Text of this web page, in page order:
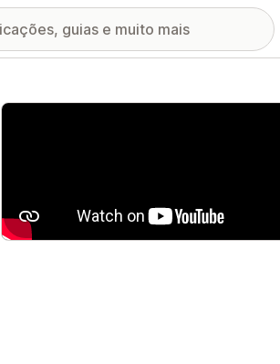
Galeria de imagens em destaque